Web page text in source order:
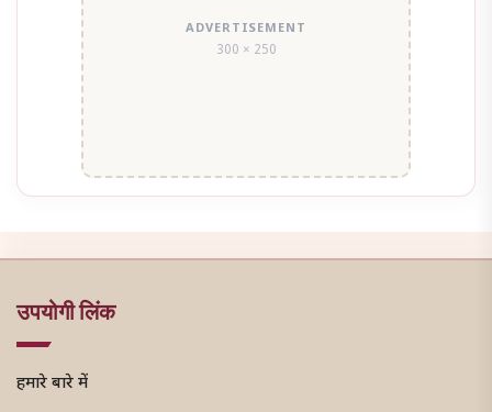
ADVERTISEMENT
300 × 250
उपयोगी लिंक
हमारे बारे में